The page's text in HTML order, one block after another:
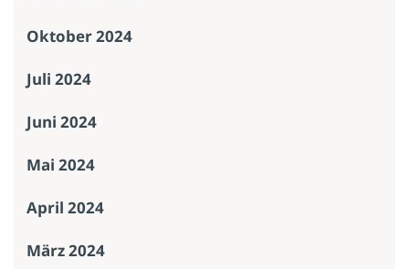
Oktober 2024
Juli 2024
Juni 2024
Mai 2024
April 2024
März 2024